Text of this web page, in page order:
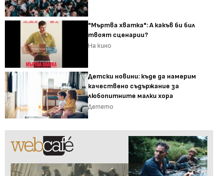
"Мъртва хватка": А какъв би бил
твоят сценарии?
На кино
Детски новини: къде да намерим
качествено съдържание за
любопитните малки хора
Детето